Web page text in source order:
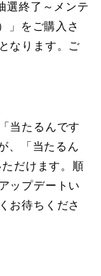
選終了～メンテ
」をご購入さ
なります。ご
当たるんです
、「当たるん
だけます。順
ップデートい
お待ちくださ